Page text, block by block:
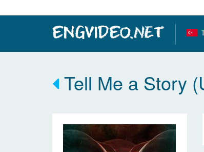
Tell Me a Story